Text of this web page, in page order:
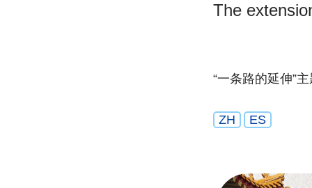
The
“一条路的延伸”
ZH ES